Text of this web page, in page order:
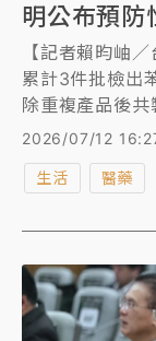
明公布預防
【記者賴昀岫
累計3件批檢出
除重複產品後共
收144公噸。 衛福部食藥署先前要求，預防性下架中聯
司使用相關油
2026/07/12
生活 醫藥